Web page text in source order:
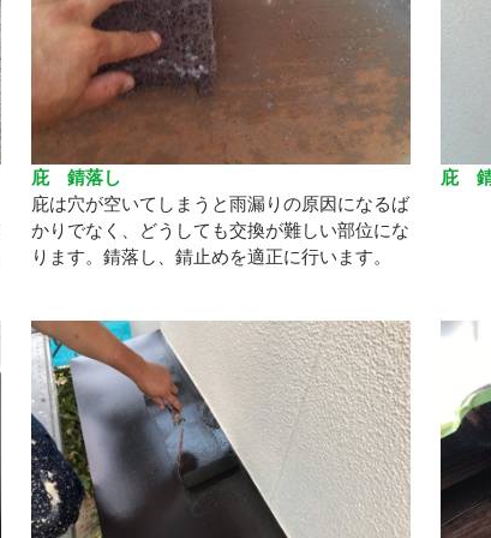
庇 錆落し
庇は穴が空いてしまうと雨漏りの原因になるば
かりでなく、どうしても交換が難しい部位にな
ります。錆落し、錆止めを適正に行います。
庇